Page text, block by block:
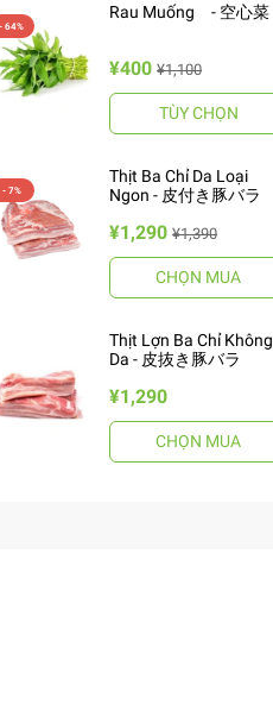
Rau Muống - 空心菜
¥400 ¥1,100
TÙY CHỌN
Thịt Ba Chỉ Da Loại
Ngon - 皮付き豚バラ
¥1,290 ¥1,390
CHỌN MUA
Thịt Lợn Ba Chỉ Không
Da - 皮抜き豚バラ
¥1,290
CHỌN MUA